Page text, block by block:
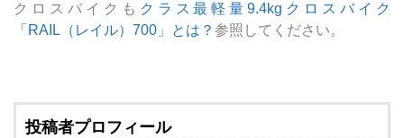
クロスバイクも クラス最軽量9.4kgクロスバイク
「RAIL（レイル）700」とは？ 参照してください。
投稿者プロフィール